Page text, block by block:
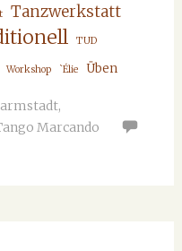
Tanzwerkstatt
TUD
Workshop `Élie Üben
,
Marcando